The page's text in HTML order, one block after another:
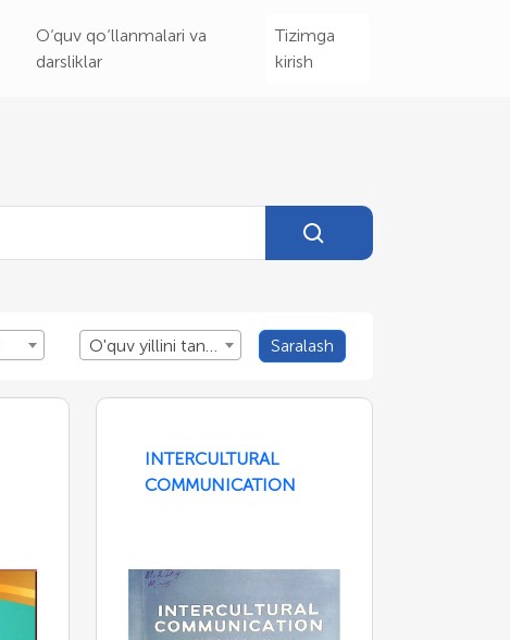
O‘quv qo‘llanmalari va
darsliklar
Tizimga
kirish
O'quv yillini tanlang Saralash
INTERCULTURAL
COMMUNICATION